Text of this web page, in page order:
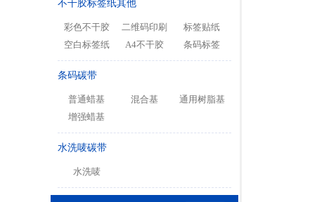
不干胶标签纸其他
彩色不干胶 二维码印刷
标签贴纸
空白标签纸
A4不干胶 条码标签
条码碳带
普通蜡基 混合基
通用树脂基
增强蜡基
水洗唛碳带
水洗唛